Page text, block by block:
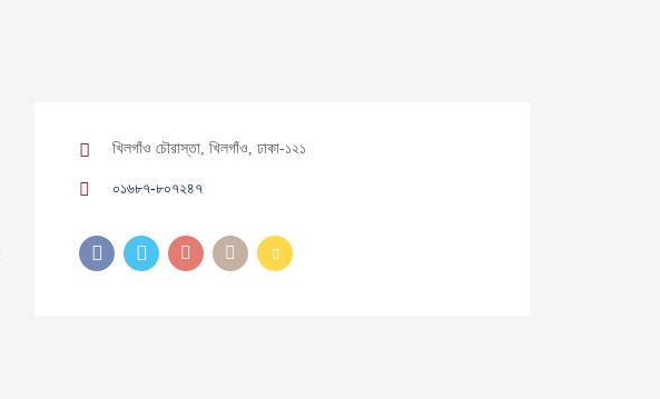
খিলগাঁও চৌরাস্তা, খিলগাঁও, ঢাকা-১২১
০১৬৮৭-৮০৭২৪৭